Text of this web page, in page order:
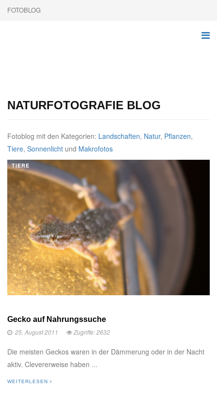
FOTOBLOG
NATURFOTOGRAFIE BLOG
Fotoblog mit den Kategorien: Landschaften, Natur, Pflanzen,
Tiere, Sonnenlicht und Makrofotos
TIERE
Gecko auf Nahrungssuche
25. August 2011
Zugriffe: 2632
Die meisten Geckos waren in der Dämmerung oder in der Nacht
aktiv. Clevererweise haben ...
WEITERLESEN